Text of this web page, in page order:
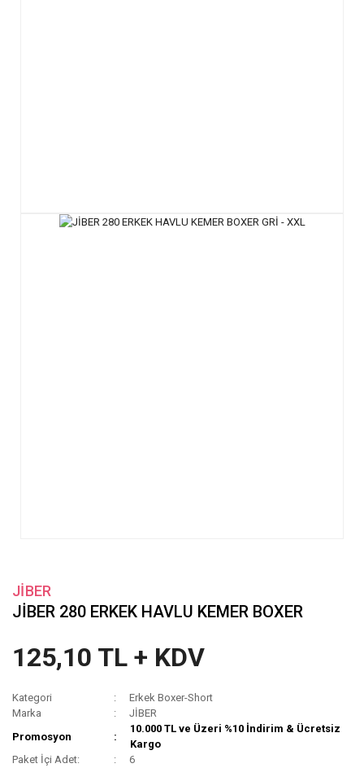
JİBER
JİBER 280 ERKEK HAVLU KEMER BOXER
125,10 TL + KDV
Kategori
Erkek Boxer-Short
Marka
JİBER
Promosyon
10.000 TL ve Üzeri %10 İndirim & Ücretsiz
Kargo
Paket İçi Adet:
6